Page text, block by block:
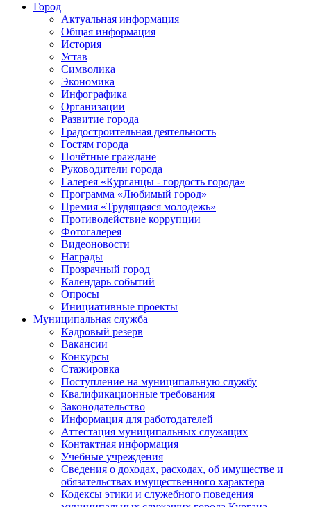
Город
Актуальная информация
Общая информация
История
Устав
Символика
Экономика
Инфографика
Организации
Развитие города
Градостроительная деятельность
Гостям города
Почётные граждане
Руководители города
Галерея «Курганцы - гордость города»
Программа «Любимый город»
Премия «Трудящаяся молодежь»
Противодействие коррупции
Фотогалерея
Видеоновости
Награды
Прозрачный город
Календарь событий
Опросы
Инициативные проекты
Муниципальная служба
Кадровый резерв
Вакансии
Конкурсы
Стажировка
Поступление на муниципальную службу
Квалификационные требования
Законодательство
Информация для работодателей
Аттестация муниципальных служащих
Контактная информация
Учебные учреждения
Сведения о доходах, расходах, об имуществе и
обязательствах имущественного характера
Кодексы этики и служебного поведения